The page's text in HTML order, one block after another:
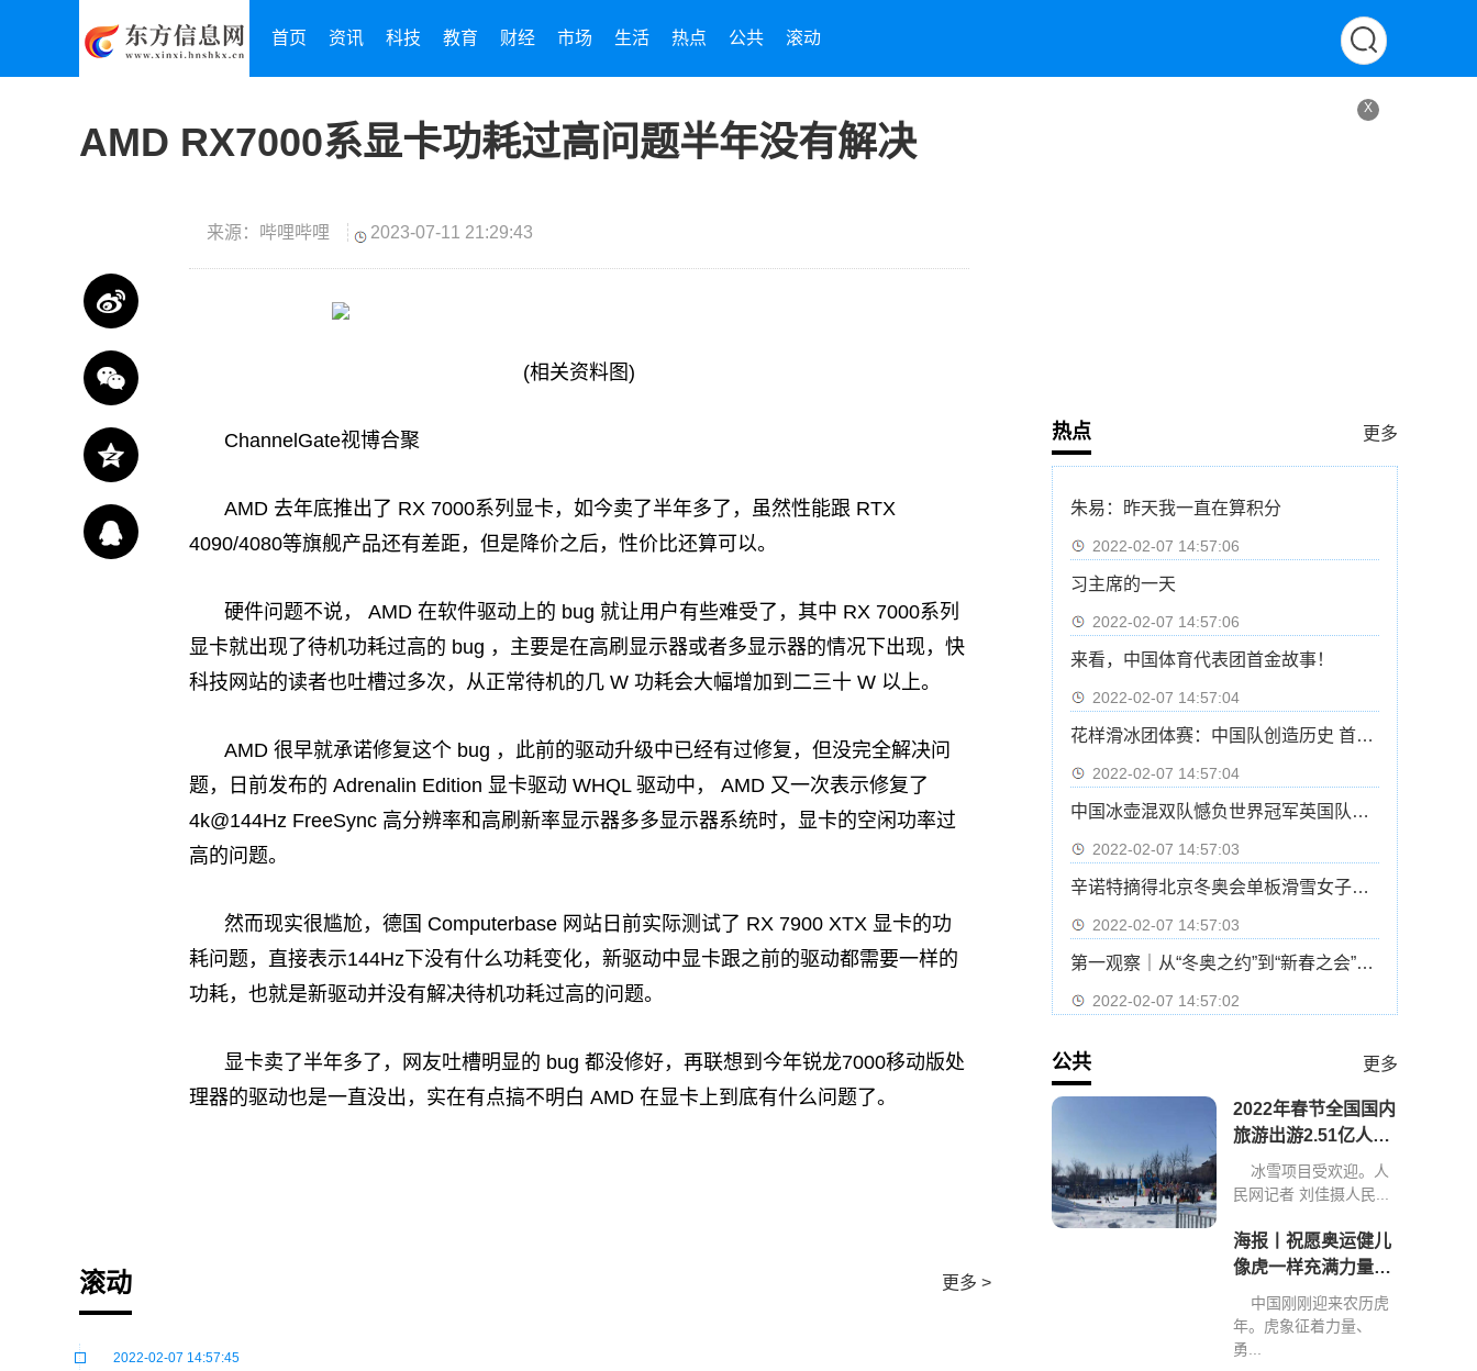
首页 资讯 科技 教育 财经 市场 生活 热点 公共 滚动
AMD RX7000系显卡功耗过高问题半年没有解决
来源：哔哩哔哩 2023-07-11 21:29:43
(相关资料图)
ChannelGate视博合聚
AMD 去年底推出了 RX 7000系列显卡，如今卖了半年多了，虽然性能跟 RTX
4090/4080等旗舰产品还有差距，但是降价之后，性价比还算可以。
硬件问题不说， AMD 在软件驱动上的 bug 就让用户有些难受了，其中 RX 7000系列
显卡就出现了待机功耗过高的 bug ，主要是在高刷显示器或者多显示器的情况下出现，快
科技网站的读者也吐槽过多次，从正常待机的几 W 功耗会大幅增加到二三十 W 以上。
AMD 很早就承诺修复这个 bug ，此前的驱动升级中已经有过修复，但没完全解决问
题，日前发布的 Adrenalin Edition 显卡驱动 WHQL 驱动中， AMD 又一次表示修复了
4k@144Hz FreeSync 高分辨率和高刷新率显示器多多显示器系统时，显卡的空闲功率过
高的问题。
然而现实很尴尬，德国 Computerbase 网站日前实际测试了 RX 7900 XTX 显卡的功
耗问题，直接表示144Hz下没有什么功耗变化，新驱动中显卡跟之前的驱动都需要一样的
功耗，也就是新驱动并没有解决待机功耗过高的问题。
显卡卖了半年多了，网友吐槽明显的 bug 都没修好，再联想到今年锐龙7000移动版处
理器的驱动也是一直没出，实在有点搞不明白 AMD 在显卡上到底有什么问题了。
滚动 更多 >
2022-02-07 14:57:45
X
热点 更多
朱易：昨天我一直在算积分
2022-02-07 14:57:06
习主席的一天
2022-02-07 14:57:06
来看，中国体育代表团首金故事！
2022-02-07 14:57:04
花样滑冰团体赛：中国队创造历史 首次晋级自由滑
2022-02-07 14:57:04
中国冰壶混双队憾负世界冠军英国队基本无缘四强
2022-02-07 14:57:03
辛诺特摘得北京冬奥会单板滑雪女子坡面障碍技巧冠军
2022-02-07 14:57:03
第一观察｜从“冬奥之约”到“新春之会”：中俄元首会晤的三重意涵
2022-02-07 14:57:02
公共 更多
2022年春节全国国内
旅游出游2.51亿人次
旅游收入2891.98亿
元
冰雪项目受欢迎。人
民网记者 刘佳摄人民...
海报丨祝愿奥运健儿
像虎一样充满力量、
创造佳绩
中国刚刚迎来农历虎
年。虎象征着力量、
勇...